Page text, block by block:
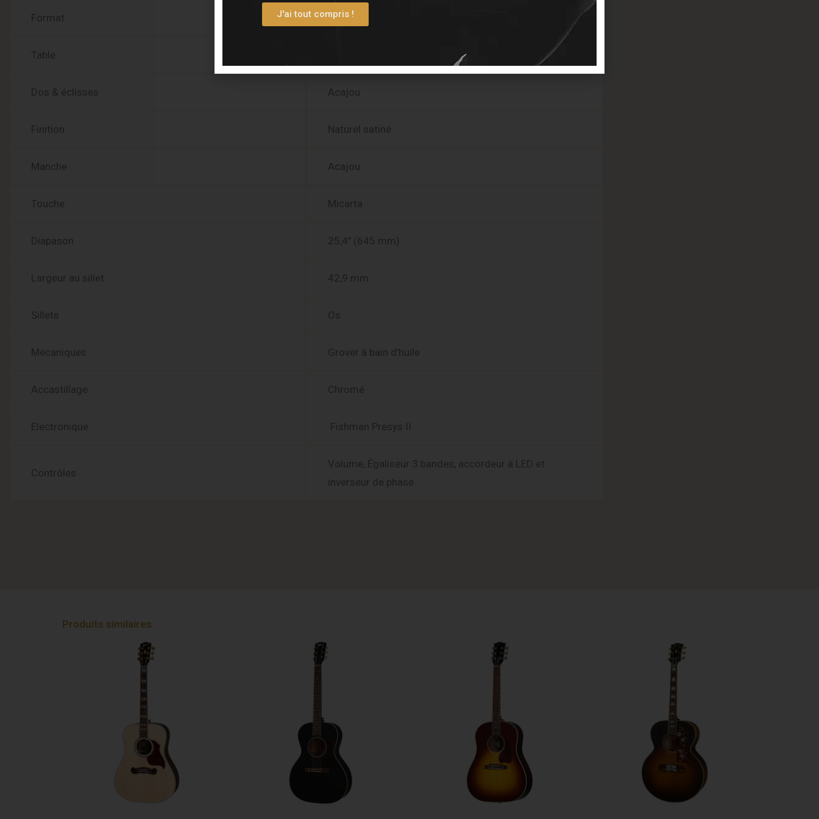
Format 000 Auditorium Cutaway LH
Table
Dos & éclisses Acajou
Finition Naturel satiné
Manche Acajou
Touche Micarta
Diapason 25,4″ (645 mm)
Largeur au sillet 42,9 mm
Sillets Os
Mécaniques Grover à bain d’huile
Accastillage Chromé
Electronique Fishman Presys II
Contrôles
Volume, Égaliseur 3 bandes, accordeur à LED et
inverseur de phase
Produits similaires
J'ai tout compris !